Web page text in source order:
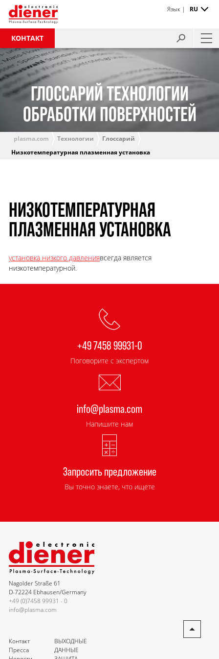
КОНТАКТ
Язык | RU
ГЛОССАРИЙ ТЕХНОЛОГИИ
ОБРАБОТКИ ПОВЕРХНОСТЕЙ
plasma.com Технологии
Глоссарий
Низкотемпературная плазменная установка
НИЗКОТЕМПЕРАТУРНАЯ
ПЛАЗМЕННАЯ УСТАНОВКА
установка низкого давлениявсегда является
низкотемпературной.
+49 7458 99931-0
Поговорите с экспертом
info@plasma.com
Напишите нам
Запросить предложение
Вы точно знаете, что ищете
Nagolder Straße 61
D-72224 Ebhausen/Germany
+49 (0)7458 99931 - 0
info@plasma.com
Контакт
Пресса
ВЫХОДНЫЕ
ДАННЫЕ